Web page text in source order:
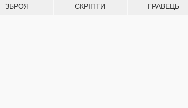
ЗБРОЯ СКРІПТИ ГРАВЕЦЬ